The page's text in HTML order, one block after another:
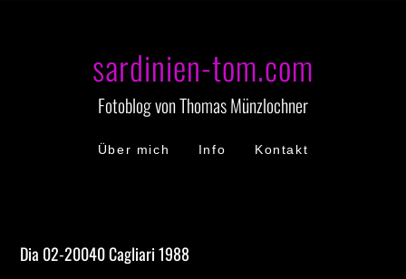
sardinien-tom.com
Fotoblog von Thomas Münzlochner
Über mich Info Kontakt
Dia 02-20040 Cagliari 1988